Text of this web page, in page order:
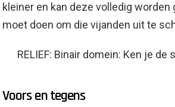
kleiner en kan deze volledig
moet doen om die vijanden uit te
RELIEF: Binair domein: Ken je
Voors en tegens